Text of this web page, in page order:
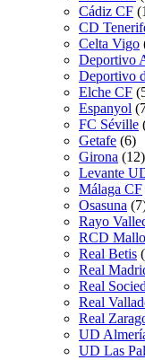
Cádiz CF
CD
Celta Vigo
Deportivo
Deportivo
Elche CF
Espanyol
FC Séville
Getafe (6)
Girona (12)
Levante
Málaga CF
Osasuna
Rayo
RCD
Real Betis
Real
Real
Real
Real
UD
UD Las